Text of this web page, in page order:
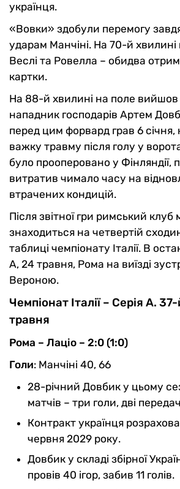
українця.
«Вовки» здобули перемогу
ударам Манчіні. На 70-й
Веслі та Ровелла – обидва
картки.
На 88-й хвилині на поле вийшов
нападник господарів Артем
перед цим форвард грав 6
важку травму після голу у
було прооперовано у Фінляндії,
витратив чимало часу на
втрачених кондицій.
Після звітної гри римський клуб
знаходиться на четвертій
таблиці чемпіонату Італії. В
А, 24 травня, Рома на виїзді
Вероною.
Чемпіонат Італії – Серія А.
травня
Рома – Лаціо – 2:0 (1:0)
Голи: Манчіні 40, 66
28-річний Довбик у цьому
матчів – три голи, дві
Контракт українця
червня 2029 року.
Довбик у складі збірної
провів 40 ігор, забив 11 голів.